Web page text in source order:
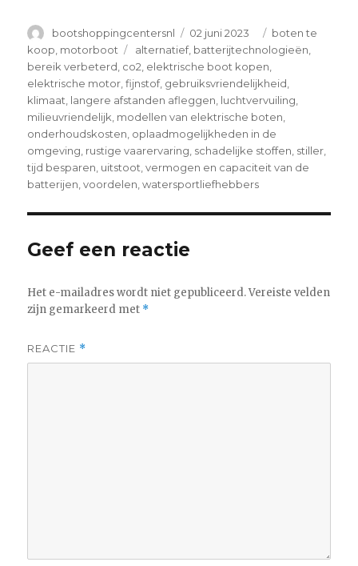
Author
bootshoppingcentersnl
Posted
on
02 juni 2023 Categories
boten te
koop motorboot Tags
alternatief, batterijtechnologieën
bereik verbeterd co2 elektrische boot kopen
elektrische motor ,fijnstof, gebruiksvriendelijkheid
klimaat langere afstanden afleggen luchtvervuiling
milieuvriendelijk modellen van elektrische boten
onderhoudskosten oplaadmogelijkheden in de
omgeving rustige vaarervaring schadelijke stoffen stiller
tijd besparen uitstoot ,vermogen en capaciteit van de
batterijen ,voordelen ,watersportliefhebbers
Geef een reactie
Het e-mailadres wordt niet gepubliceerd. Vereiste velden
zijn gemarkeerd met *
REACTIE *